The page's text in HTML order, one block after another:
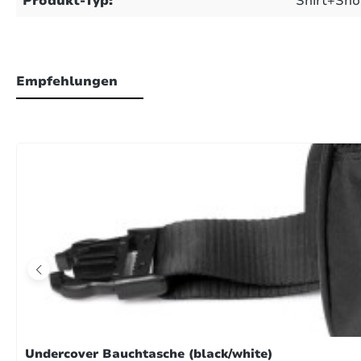
Empfehlungen
Undercover Bauchtasche (black/white)